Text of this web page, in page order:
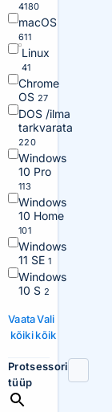
4180
macOS
611
Linux
41
Chrome
OS 27
DOS /ilma
tarkvarata
220
Windows
10 Pro
113
Windows
10 Home
101
Windows
11 SE 1
Windows
10 S 2
Vaata
kõiki
Vali
kõik
Protsessori
tüüp